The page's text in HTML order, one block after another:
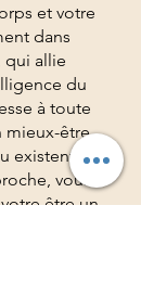
et votre
dans
qui allie
du
à toute
mieux-être
existentiel.
vous
être un